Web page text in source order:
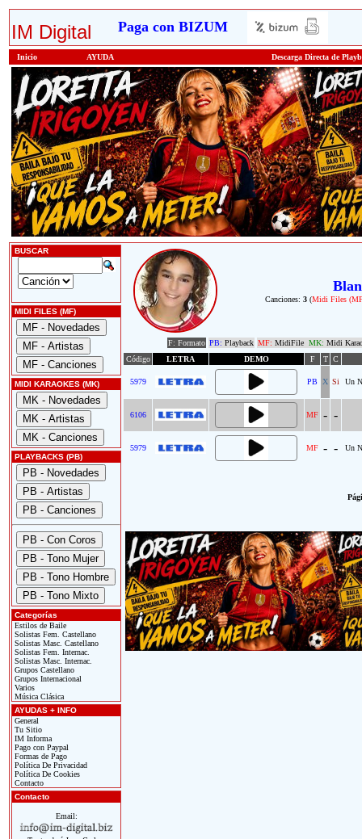
IM Digital Paga con BIZUM
Inicio AYUDA Descarga Directa de
BUSCAR
MIDI FILES (MF)
MIDI KARAOKES (MK)
PLAYBACKS (PB)
Categorías
Estilos de Baile
Solistas Fem. Castellano
Solistas Masc. Castellano
Solistas Fem. Internac.
Solistas Masc. Internac.
Grupos Castellano
Grupos Internacional
Varios
Música Clásica
AYUDAS + INFO
General
Tu Sitio
IM Informa
Pago con Paypal
Formas de Pago
Política De Privacidad
Política De Cookies
Contacto
Contacto
Email:
Canciones: 3 (Midi Files
F: Formato PB: Playback MF: MidiFile MK: Midi
Código
LETRA DEMO F T C
5979 PB X Si Un
6106 MF - -
5979 MF - - Un